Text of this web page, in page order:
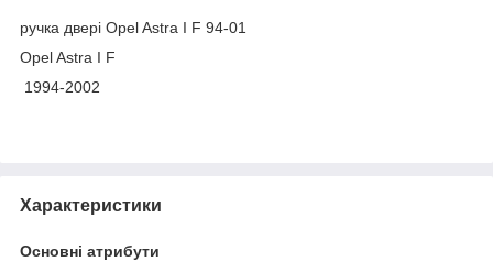
ручка двері Opel Astra I F 94-01
Opel Astra I F
1994-2002
Характеристики
Основні атрибути